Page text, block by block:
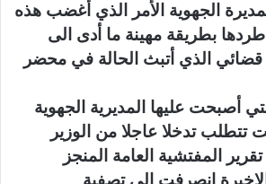
الجهوية الأمر الذي أغضب هذه
طردها بطريقة مهينة ما أدى الى
الذي أتبث الحالة في محضر
أصبحت عليها المديرية الجهوية
تتطلب تدخلا عاجلا من الوزير
المفتشية العامة المنجز
انصرفت الى تصفية